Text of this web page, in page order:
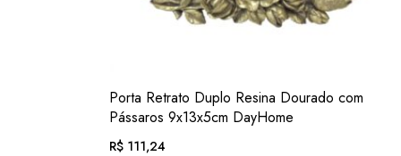
ADIC. FAVORITOS
VER
Porta Retrato Duplo Resina Dourado com
Pássaros 9x13x5cm DayHome
R$ 111,24